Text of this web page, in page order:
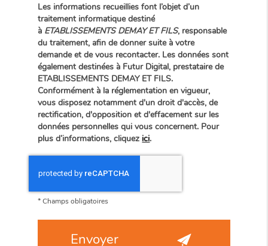
Les informations recueillies font l’objet d’un
traitement informatique destiné
à ETABLISSEMENTS DEMAY ET FILS, responsable
du traitement, afin de donner suite à votre
demande et de vous recontacter. Les données sont
également destinées à Futur Digital, prestataire de
ETABLISSEMENTS DEMAY ET FILS.
Conformément à la réglementation en vigueur,
vous disposez notamment d'un droit d'accès, de
rectification, d'opposition et d'effacement sur les
données personnelles qui vous concernent. Pour
plus d’informations, cliquez ici.
*Champs obligatoires